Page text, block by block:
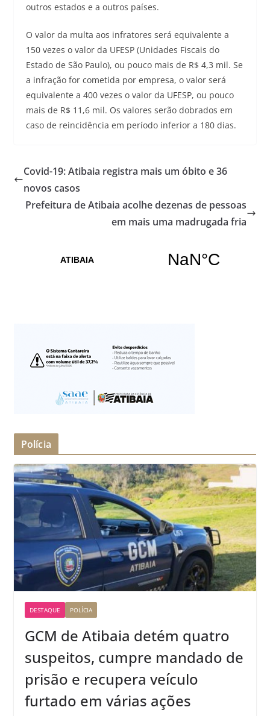
outros estados e a outros países.
O valor da multa aos infratores será equivalente a
150 vezes o valor da UFESP (Unidades Fiscais do
Estado de São Paulo), ou pouco mais de R$ 4,3 mil. Se
a infração for cometida por empresa, o valor será
equivalente a 400 vezes o valor da UFESP, ou pouco
mais de R$ 11,6 mil. Os valores serão dobrados em
caso de reincidência em período inferior a 180 dias.
Covid-19: Atibaia registra mais um óbito e 36
novos casos
Prefeitura de Atibaia acolhe dezenas de pessoas
em mais uma madrugada fria
Polícia
DESTAQUE POLÍCIA
GCM de Atibaia detém quatro
suspeitos, cumpre mandado de
prisão e recupera veículo
furtado em várias ações